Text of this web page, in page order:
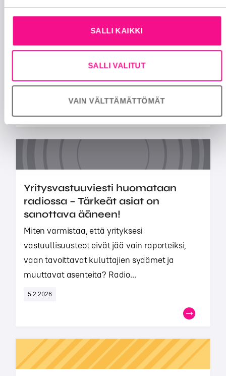
SALLI KAIKKI
SALLI VALITUT
VAIN VÄLTTÄMÄTTÖMÄT
myös tammikuussa
Haloo Helsingin Voiko enkelitkin eksyä jatkaa
Suomen radioiden tavoittavimpana
kappaleena ja se on palkittu Kuukauden
6.2.2026
Yritysvastuuviesti huomataan
radiossa – Tärkeät asiat on
sanottava ääneen!
Miten varmistaa, että yrityksesi
vastuullisuusteot eivät jää vain raporteiksi,
vaan tavoittavat kuluttajien sydämet ja
muuttavat asenteita? Radio...
5.2.2026